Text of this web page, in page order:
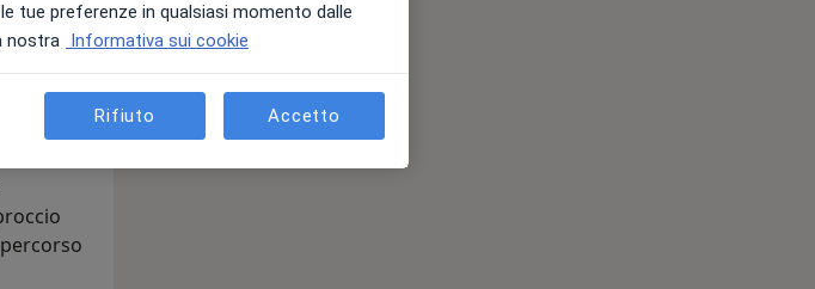
nel
e in
tue preferenze in qualsiasi momento dalle
nostra Informativa sui cookie
Rifiuto Accetto